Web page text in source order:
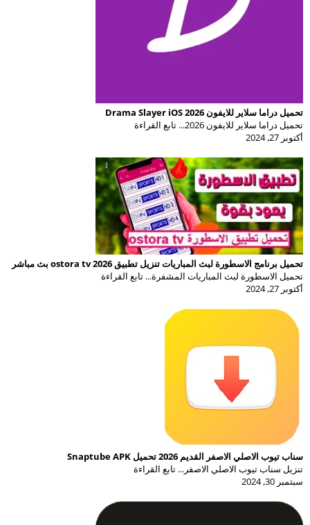
تحميل دراما سلاير للايفون Drama Slayer iOS 2026
تحميل دراما سلاير للايفون 2026... تابع القراءة
أكتوبر 27, 2024
تحميل برنامج الاسطورة لبث المباريات تنزيل تطبيق ostora tv 2026 بث مباشر
تحميل الاسطورة لبث المباريات المشفرة... تابع القراءة
أكتوبر 27, 2024
سناب تيوب الاصلي الاصفر القديم 2026 تحميل Snaptube APK
تنزيل سناب تيوب الاصلي الاصفر... تابع القراءة
سبتمبر 30, 2024